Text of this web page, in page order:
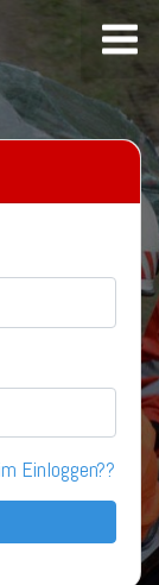
Einloggen??